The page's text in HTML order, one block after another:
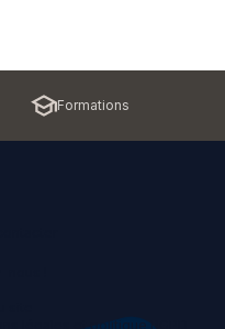
Formations